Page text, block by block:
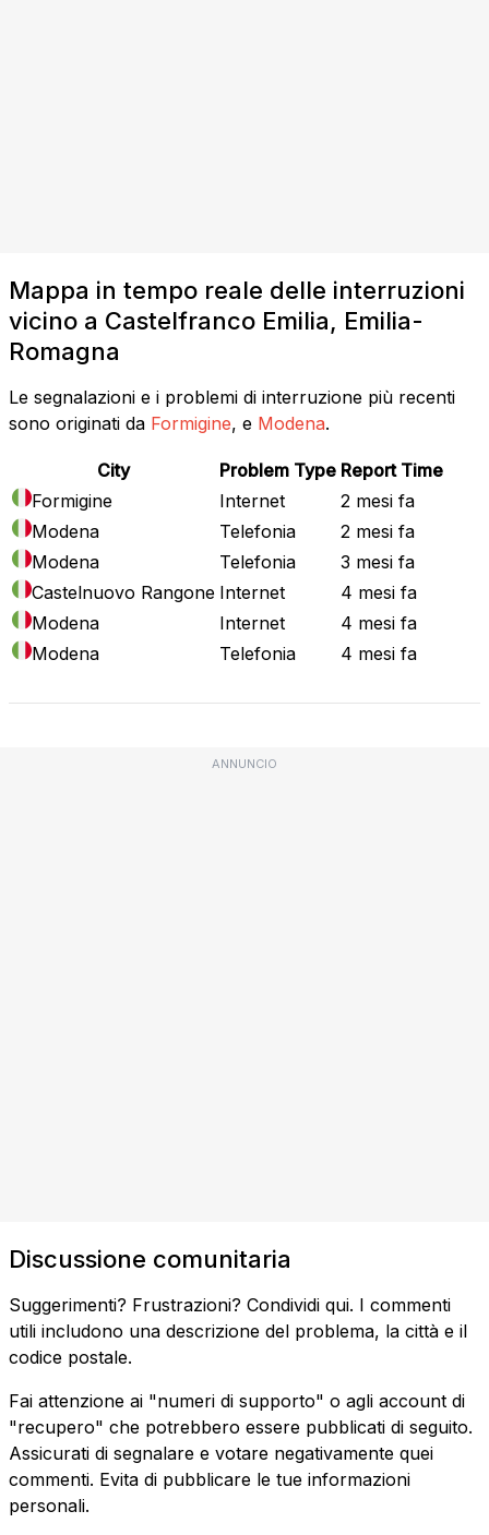
Mappa in tempo reale delle interruzioni
vicino a Castelfranco Emilia, Emilia-
Romagna
Le segnalazioni e i problemi di interruzione più recenti
sono originati da Formigine, e Modena.
City Problem Type Report Time
Formigine
Internet
2 mesi fa
Modena
Telefonia
2 mesi fa
Modena
Telefonia
3 mesi fa
Castelnuovo Rangone Internet
4 mesi fa
Modena
Internet
4 mesi fa
Modena
Telefonia 4 mesi fa
ANNUNCIO
Discussione comunitaria
Suggerimenti? Frustrazioni? Condividi qui. I commenti
utili includono una descrizione del problema, la città e il
codice postale.
Fai attenzione ai "numeri di supporto" o agli account di
"recupero" che potrebbero essere pubblicati di seguito.
Assicurati di segnalare e votare negativamente quei
commenti. Evita di pubblicare le tue informazioni
personali.